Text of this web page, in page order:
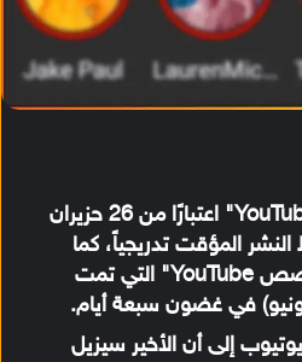
ستتوقف ميزة "قصص YouTube" اعتبارًا من 26 حزيران
المؤقت تدريجياً، كما
ستنتهي صلاحية جميع "قصص YouTube" التي تمت
إلى أن الأخير سيزيل